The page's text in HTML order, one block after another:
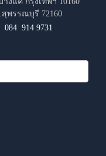
พรรณบุรี 72160
084 914 9731